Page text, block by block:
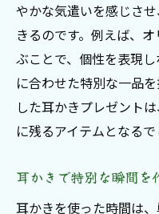
やかな気遣いを感じさ
きるのです。例えば、
ぶことで、個性を表現
に合わせた特別な一品
した耳かきプレゼント
に残るアイテムとなるで
耳かきで特別な瞬間を
耳かきを使った時間は